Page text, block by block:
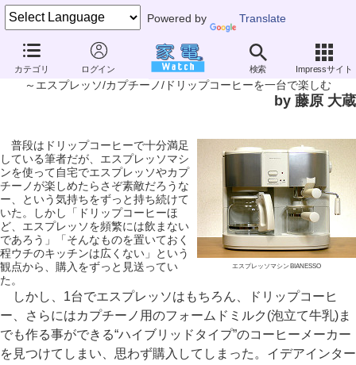
Powered by Translate
カテゴリ ログイン 検索 Impressサイト
家電製品ミニレビュー
イデアインターナショナル「エスプレッソマシン BIANESSO」
～エスプレッソ/カプチーノ/ドリップコーヒーを一台で楽しむ
by 藤原 大蔵
エスプレッソマシン BIANESSO
普段はドリップコーヒーで十分満足
している筆者だが、エスプレッソマシ
ンを使って自宅でエスプレッソやカプ
チーノが楽しめたらさぞ素敵だろうな
ー、という気持ちをずっと持ち続けて
いた。しかし「ドリップコーヒーほ
ど、エスプレッソを頻繁には飲まない
であろう」「そんなものを置いておく
程ウチのキッチンは広くない」という
観点から、購入をずっと見送ってい
た。
しかし、1台でエスプレッソはもちろん、ドリップコーヒ
ー、さらにはカプチーノ用のフォームドミルク(泡立て牛乳)ま
でも作る事ができる“ハイブリッドタイプ”のコーヒーメーカー
を見つけてしまい、思わず購入してしまった。イデアインター